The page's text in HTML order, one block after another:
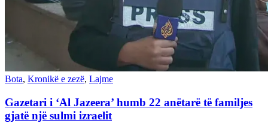
Bota, Kronikë e zezë, Lajme
Gazetari i ‘Al Jazeera’ humb 22 anëtarë të familjes
gjatë një sulmi izraelit